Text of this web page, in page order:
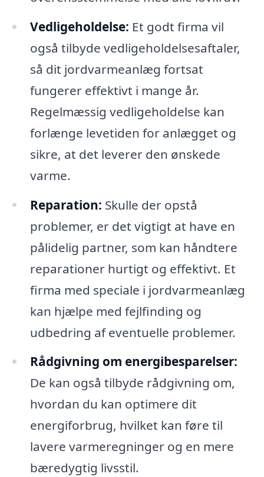
Vedligeholdelse: Et godt firma vil
også tilbyde vedligeholdelsesaftaler,
så dit jordvarmeanlæg fortsat
fungerer effektivt i mange år.
Regelmæssig vedligeholdelse kan
forlænge levetiden for anlægget og
sikre, at det leverer den ønskede
varme.
Reparation: Skulle der opstå
problemer, er det vigtigt at have en
pålidelig partner, som kan håndtere
reparationer hurtigt og effektivt. Et
firma med speciale i jordvarmeanlæg
kan hjælpe med fejlfinding og
udbedring af eventuelle problemer.
Rådgivning om energibesparelser:
De kan også tilbyde rådgivning om,
hvordan du kan optimere dit
energiforbrug, hvilket kan føre til
lavere varmeregninger og en mere
bæredygtig livsstil.